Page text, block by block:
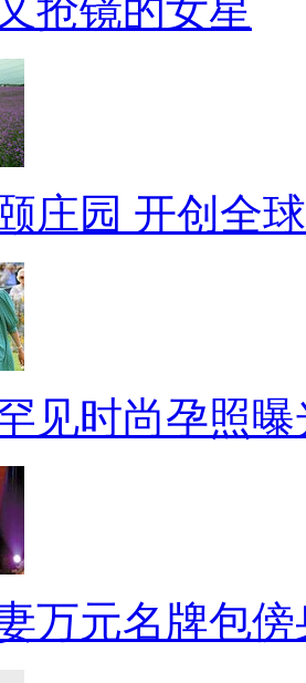
抢镜的女星
庄园 开创全
见时尚孕照
万元名牌包